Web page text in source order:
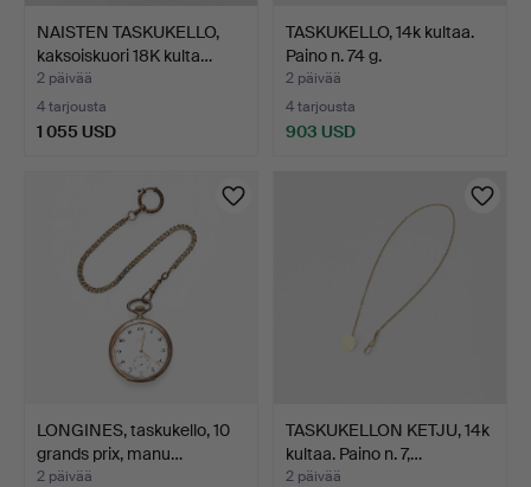
NAISTEN TASKUKELLO,
kaksoiskuori 18K kulta…
2 päivää
4 tarjousta
1 055 USD
TASKUKELLO, 14k kultaa.
Paino n. 74 g.
2 päivää
4 tarjousta
903 USD
LONGINES, taskukello, 10
grands prix, manu…
2 päivää
TASKUKELLON KETJU, 14k
kultaa. Paino n. 7,…
2 päivää